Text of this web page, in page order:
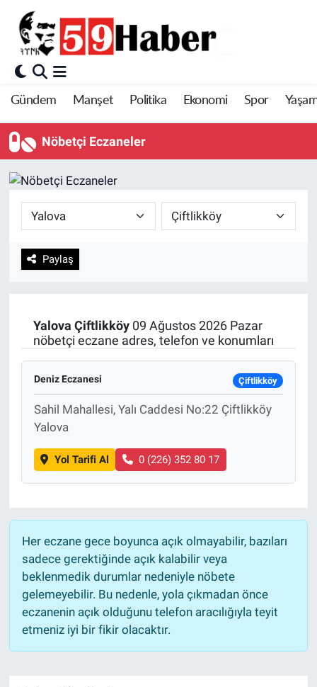
Gündem Manşet Politika Ekonomi Spor
Nöbetçi Eczaneler
Paylaş
Yalova Çiftlikköy09 Ağustos 2026 Pazar
nöbetçi eczane adres, telefon ve konumları
Deniz Eczanesi Çiftlikköy
Sahil Mahallesi, Yalı Caddesi No:22 Çiftlikköy
Yalova
Yol Tarifi Al 0 (226) 352 80 17
Her eczane gece boyunca açık olmayabilir, bazıları
sadece gerektiğinde açık kalabilir veya
beklenmedik durumlar nedeniyle nöbete
gelemeyebilir. Bu nedenle, yola çıkmadan önce
eczanenin açık olduğunu telefon aracılığıyla teyit
etmeniz iyi bir fikir olacaktır.